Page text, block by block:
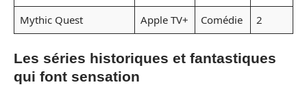
Mythic Quest Apple TV+ Comédie 2
Les séries historiques et fantastiques
qui font sensation